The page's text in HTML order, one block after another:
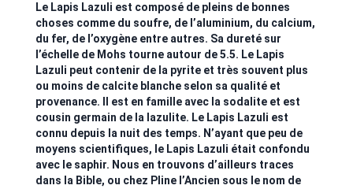
Le Lapis Lazuli est composé de pleins de bonnes
choses comme du soufre, de l’aluminium, du calcium,
du fer, de l’oxygène entre autres. Sa dureté sur
l’échelle de Mohs tourne autour de 5.5. Le Lapis
Lazuli peut contenir de la pyrite et très souvent plus
ou moins de calcite blanche selon sa qualité et
provenance. Il est en famille avec la sodalite et est
cousin germain de la lazulite. Le Lapis Lazuli est
connu depuis la nuit des temps. N’ayant que peu de
moyens scientifiques, le Lapis Lazuli était confondu
avec le saphir. Nous en trouvons d’ailleurs traces
dans la Bible, ou chez Pline l’Ancien sous le nom de